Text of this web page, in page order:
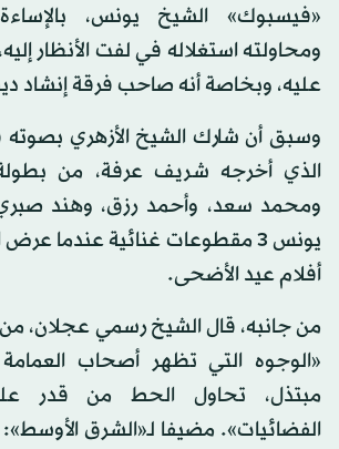
«فيسبوك» الشيخ يونس، بالإساءة
ومحاولته استغلاله في لفت الأنظار
عليه، وبخاصة أنه صاحب فرقة إنشاد
وسبق أن شارك الشيخ الأزهري بصوته
الذي أخرجه شريف عرفة، من
ومحمد سعد، وأحمد رزق، وهند
يونس 3 مقطوعات غنائية عندما
أفلام عيد الأضحى.
من جانبه، قال الشيخ رسمي عجلان، من
«الوجوه التي تظهر أصحاب العمامة
مبتذل، تحاول الحط من قدر
الفضائيات». مضيفا لـ«الشرق الأوسط»: